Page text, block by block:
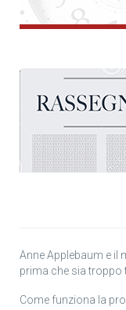
Anne Applebaum e il
prima che sia troppo
Come funziona la